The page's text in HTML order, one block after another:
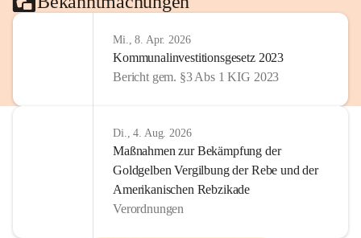
Mi., 8. Apr. 2026
Kommunalinvestitionsgesetz 2023
Bericht gem. §3 Abs 1 KIG 2023
Di., 4. Aug. 2026
Maßnahmen zur Bekämpfung der
Goldgelben Vergilbung der Rebe und der
Amerikanischen Rebzikade
Verordnungen